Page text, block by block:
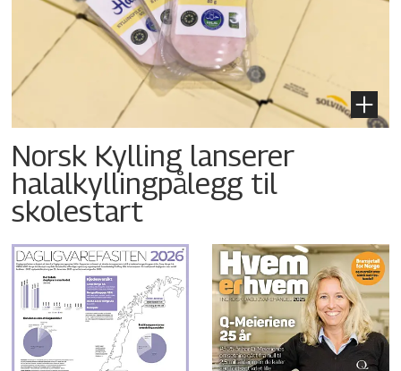
Norsk Kylling lanserer
halalkyllingpålegg til
skolestart